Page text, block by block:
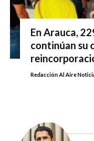
En Arauca,
continúan su
Redacción Al Aire